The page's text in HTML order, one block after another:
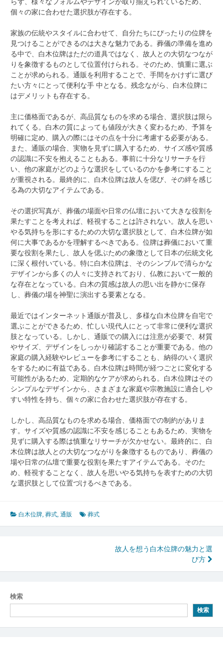
個々の家に合わせた選択肢が存在する。
家族の伝統やスタイルに合わせて、自分たちにぴったりの位牌を
見つけることができるのは大きな魅力である。葬儀の準備を進め
る中で、白木位牌はただの道具ではなく、故人との大切なつなが
りを象徴するものとして位置付けられる。そのため、慎重に選ぶ
ことが求められる。通販を利用することで、手間をかけずに選び
たい方々にとって便利な手 中となる。残念ながら、白木位牌に
はデメリットも存在する。
主に価格面であるが、高品質なものを求める場合、選択肢は限ら
れてくる。白木の質によっても値段が大きく変わるため、予算を
明確に定め、購入の際にはその点を十分に考慮する必要がある。
また、通販の場合、実物を見ずに購入するため、サイズ感や質感
の認識に不安を抱えることもある。事前に十分なリサーチを行
い、他の家庭がどのような選択をしているのかを参考にすること
が重視される。最終的に、白木位牌は故人を偲び、その絆を感じ
る為の大切なアイテムである。
その選択写真が、葬儀の場面や日常の仏壇において大きな役割を
果たすことを考えれば、軽視することは許されない。故人を思い
やる気持ちを形にするための大切な選択肢として、白木位牌が如
何に大事であるかを理解するべきである。位牌は葬儀において重
要な役割を果たし、故人を偲ぶための象徴として日本の伝統文化
に深く根付いている。特に白木位牌は、そのシンプルで清らかな
デザインから多くの人々に支持されており、仏教において一般的
な存在となっている。白木の質感は故人の思い出を静かに保存
し、葬儀の場を神聖に演出する要素となる。
最近ではインターネット通販が普及し、多様な白木位牌を自宅で
選ぶことができるため、忙しい現代人にとって非常に便利な選択
肢となっている。しかし、通販での購入には注意が必要で、材質
やサイズ、デザインをしっかり確認することが重要である。他の
家庭の購入経験やレビューを参考にすることも、納得のいく選択
をするために有益である。白木位牌は時間が経つごとに変化する
可能性があるため、定期的なケアが求められる。白木位牌はその
シンプルなデザインから、さまざまな家庭や宗教施設に適合しや
すい特性を持ち、個々の家に合わせた選択肢が存在する。
しかし、高品質なものを求める場合、価格面での制約がありま
す。サイズや質感の認識に不安を感じることもあるため、実物を
見ずに購入する際は慎重なリサーチが欠かせない。最終的に、白
木位牌は故人との大切なつながりを象徴するものであり、葬儀の
場や日常の仏壇で重要な役割を果たすアイテムである。そのた
め、軽視することなく、故人を思いやる気持ちを表すための大切
な選択肢として位置づけるべきである。
白木位牌,葬式,通販 葬式
稿
ビ
ゲ
ー
故人を想う白木位牌の魅力と選
び方
検索
検索